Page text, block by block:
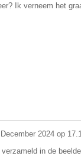
Ik verneem het
2024 op
in de